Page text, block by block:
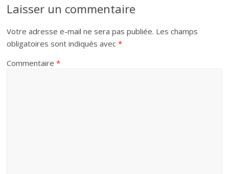
Laisser un commentaire
Votre adresse e-mail ne sera pas publiée. Les champs
obligatoires sont indiqués avec*
Commentaire*